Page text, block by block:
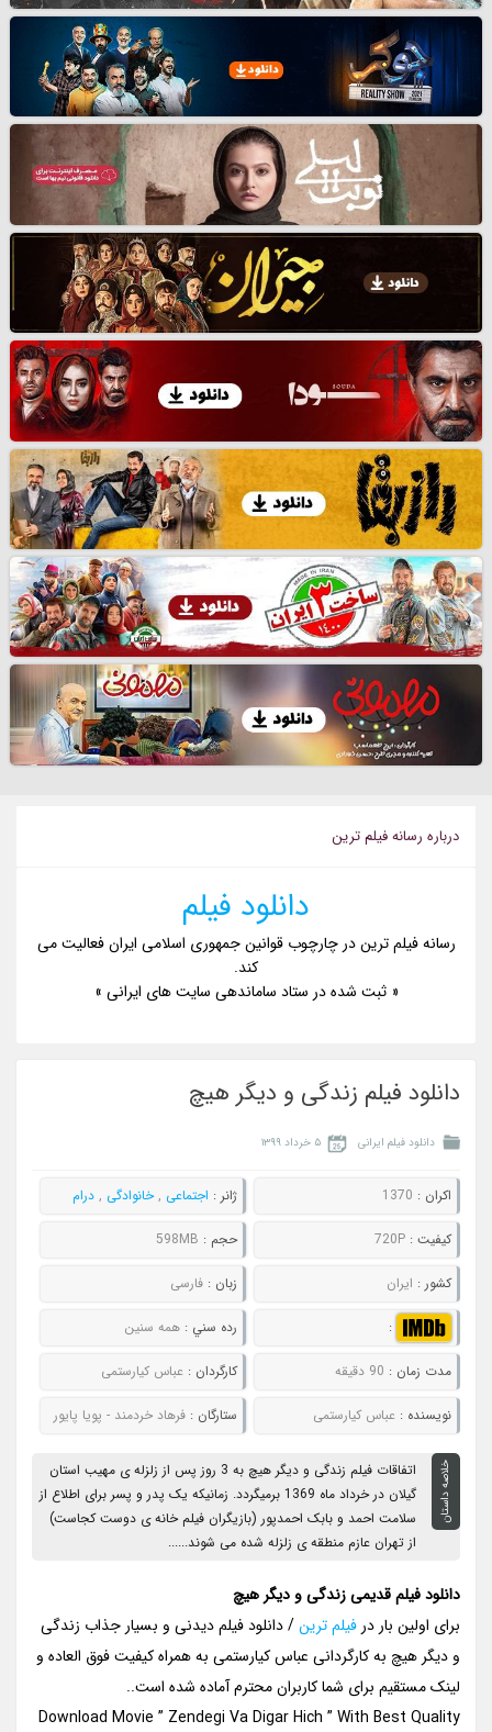
درباره رسانه فيلم ترين
دانلود فیلم
رسانه فیلم ترین در چارچوب قوانین جمهوری اسلامی ایران فعالیت می
کند.
« ثبت شده در ستاد ساماندهی سایت های ایرانی »
دانلود فیلم زندگی و دیگر هیچ
دانلود فیلم ایرانی ۵ خرداد ۱۳۹۹
اکران : 1370 ژانر : اجتماعی ,خانوادگی , درام
کيفيت :720P حجم : 598MB
کشور : ایران زبان : فارسی
: رده سني : همه سنین
مدت زمان : 90 دقیقه کارگردان : عباس کیارستمی
نويسنده :عباس کیارستمی ستارگان : فرهاد خردمند - پویا پایور
خلاصه داستان
اتفاقات فیلم زندگی و دیگر هیچ به 3 روز پس از زلزله ی مهیب استان
گیلان در خرداد ماه 1369 برمیگردد. زمانیکه یک پدر و پسر برای اطلاع از
سلامت احمد و بابک احمدپور (بازیگران فیلم خانه ی دوست کجاست)
از تهران عازم منطقه ی زلزله شده می شوند......
دانلود فیلم قدیمی زندگی و دیگر هیچ
برای اولین بار درفیلم ترین/ دانلود فیلم دیدنی و بسیار جذاب زندگی
و دیگر هیچ به کارگردانی عباس کیارستمی به همراه کیفیت فوق العاده و
لینک مستقیم برای شما کاربران محترم آماده شده است..
Download Movie ” Zendegi Va Digar Hich ” With Best Quality